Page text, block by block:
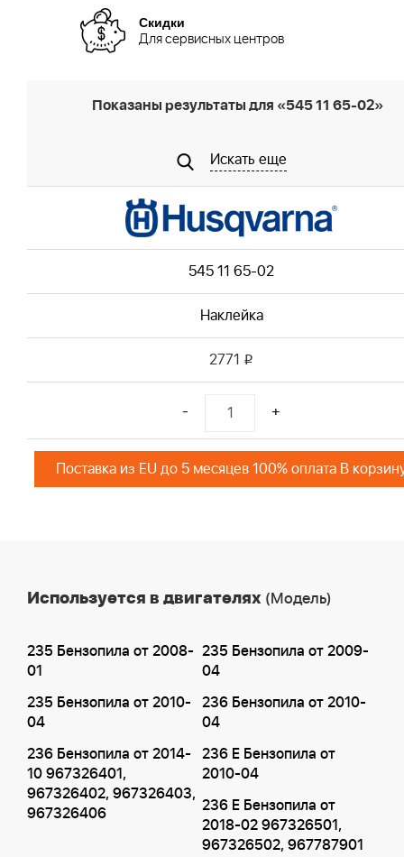
Скидки
Для сервисных центров
Показаны результаты для «545 11 65-02»
Искать еще
545 11 65-02
Наклейка
2771 i
- +
Поставка из EU до 5 месяцев 100% оплата В
Используется в двигателях (Модель)
235 Бензопила от 2008-
01
235 Бензопила от 2009-
04
235 Бензопила от 2010-
04
236 Бензопила от 2010-
04
236 Бензопила от 2014-
10 967326401,
967326402, 967326403,
967326406
236 E Бензопила от
2010-04
236 E Бензопила от
2018-02 967326501,
967326502, 967787901